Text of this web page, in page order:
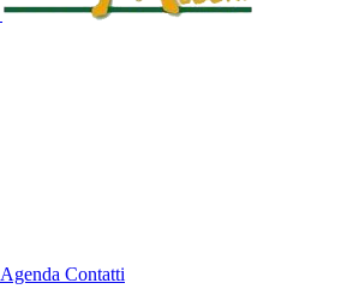
Agenda Contatti